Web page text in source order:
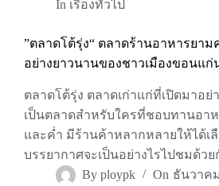
In เรื่องทั่วไป
”ตลาดโต้รุ่ง“ ตลาดร้านอาหารยาม
อย่างยาวนานของชาวเมืองขอนแก่น
ตลาดโต้รุ่ง ตลาดเก่าแก่ที่เปิดมาอย่
เป็นตลาดสำหรับใครที่ชอบทานอาห
และค่ำ มีร้านค้าหลากหลายให้ได้เ
บรรยากาศจะเป็นอย่างไรไปชมด้วย
By ploypk On ธันวาคม